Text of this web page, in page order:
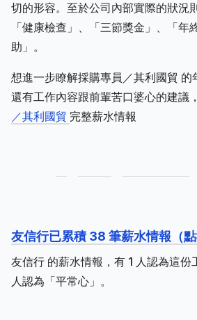
切的形容。至於公司內部實際的狀況
「健康檢查」、「三節獎金」、「年
助」。
想進一步瞭解採購專員／其利國貿 的
還有工作內容跟前輩苦口婆心的建議
／其利國貿 完整薪水情報
友信行已累積 38 筆薪水情報（點
友信行 的薪水情報，有 1 人認為這份
人認為「平常心」。